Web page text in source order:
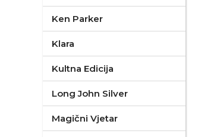
Ken Parker
Klara
Kultna Edicija
Long John Silver
Magični Vjetar